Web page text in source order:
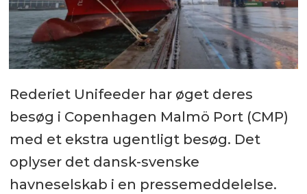
Rederiet Unifeeder har øget deres
besøg i Copenhagen Malmö Port (CMP)
med et ekstra ugentligt besøg. Det
oplyser det dansk-svenske
havneselskab i en pressemeddelelse.